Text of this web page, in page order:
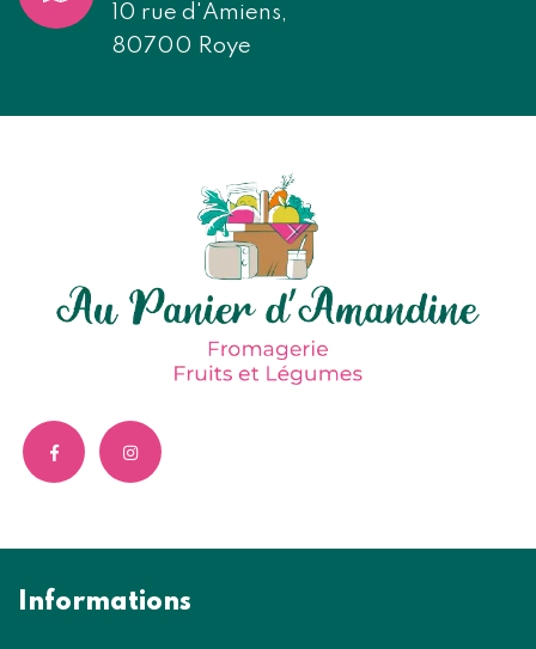
10 rue d'Amiens,
80700 Roye
Informations